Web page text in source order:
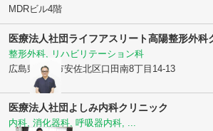
MDRビル4階
医療法人社団ライフアスリート高陽整形外科
整形外科, リハビリテーション科
広島県広島市安佐北区口田南8丁目14-13
医療法人社団 よしみ内科クリニック
内科, 消化器科, 呼吸器内科, ...